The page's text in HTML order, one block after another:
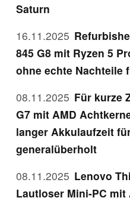
Saturn
16.11.2025
845 G8 mit Ryzen 5
ohne echte Nachteile
08.11.2025 Für kurze
G7 mit AMD
langer Akkulaufzeit
generalüberholt
08.11.2025 Lenovo
Lautloser Mini-PC mit